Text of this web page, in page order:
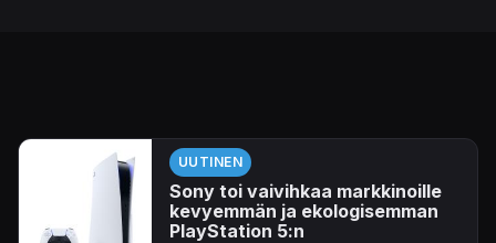
UUTINEN
Sony toi vaivihkaa markkinoille
kevyemmän ja ekologisemman
PlayStation 5:n